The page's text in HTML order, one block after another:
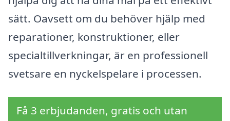
sätt. Oavsett om du behöver hjälp med
reparationer, konstruktioner, eller
specialtillverkningar, är en professionell
svetsare en nyckelspelare i processen.
Få 3 erbjudanden, gratis och utan